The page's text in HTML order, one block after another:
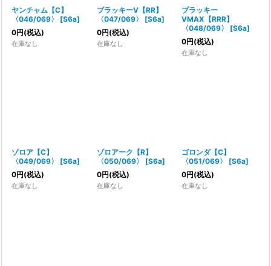
ヤンチャム【C】
〈046/069〉
[S6a]
0円(税込)
在庫なし
ブラッキーV【RR】
〈047/069〉
[S6a]
0円(税込)
在庫なし
ブラッキー
VMAX【RRR】
〈048/069〉
[S6a]
0円(税込)
在庫なし
ゾロア【C】
〈049/069〉
[S6a]
0円(税込)
在庫なし
ゾロアーク【R】
〈050/069〉
[S6a]
0円(税込)
在庫なし
ゴロンダ【C】
〈051/069〉
[S6a]
0円(税込)
在庫なし